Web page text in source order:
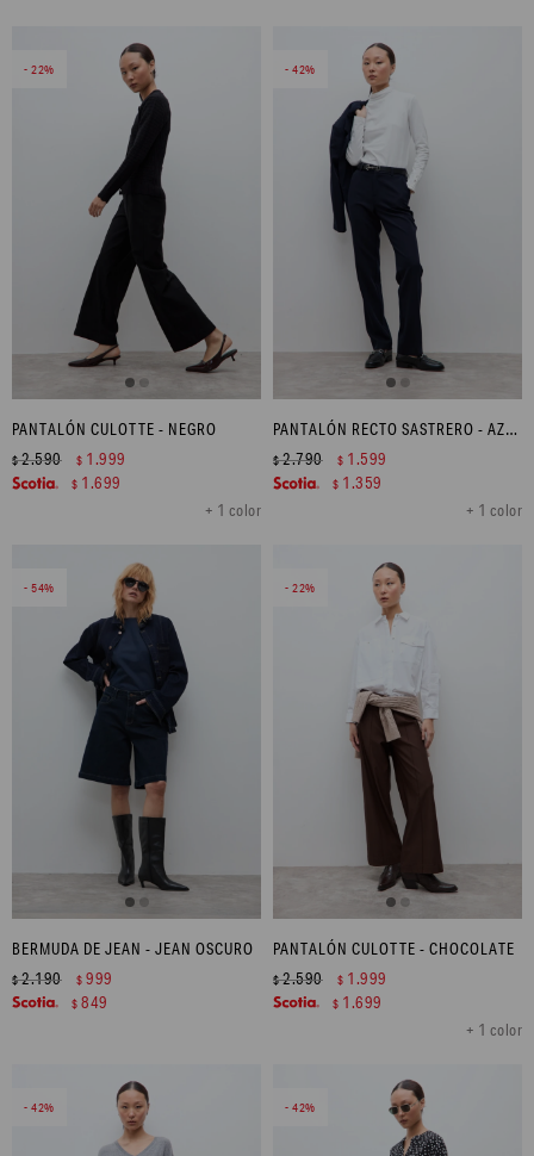
22
PANTALÓN CULOTTE - NEGRO
+ 1 color
$2.590 $ 1.999
$ 1.699
42
PANTALÓN RECTO SASTRERO - AZUL MARINO
+ 1 color
$2.790 $ 1.599
$ 1.359
54
BERMUDA DE JEAN - JEAN OSCURO
$2.190 $ 999
$ 849
22
PANTALÓN CULOTTE - CHOCOLATE
+ 1 color
$2.590 $ 1.999
$ 1.699
42 42